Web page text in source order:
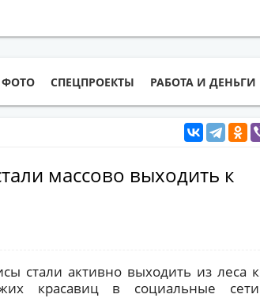
ФОТО СПЕЦПРОЕКТЫ РАБОТА И ДЕНЬГИ
массово выходить к
стали активно выходить из леса к
красавиц в социальные сети